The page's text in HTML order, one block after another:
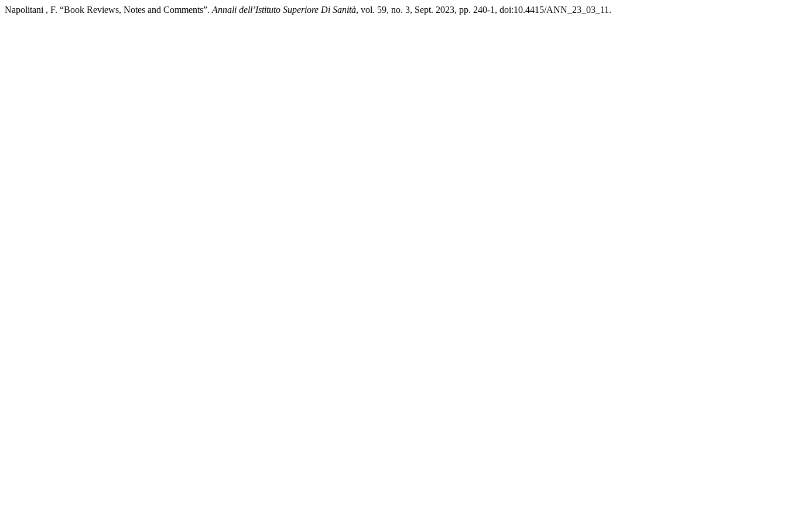
Napolitani , F. “Book Reviews, Notes and Comments”. Annali dell’Istituto Superiore Di Sanità, vol. 59, no. 3, Sept. 2023, pp. 240-1, doi:10.4415/ANN_23_03_11.